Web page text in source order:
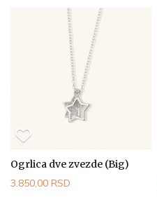
Ogrlica dve zvezde (Big)
3.850,00 RSD